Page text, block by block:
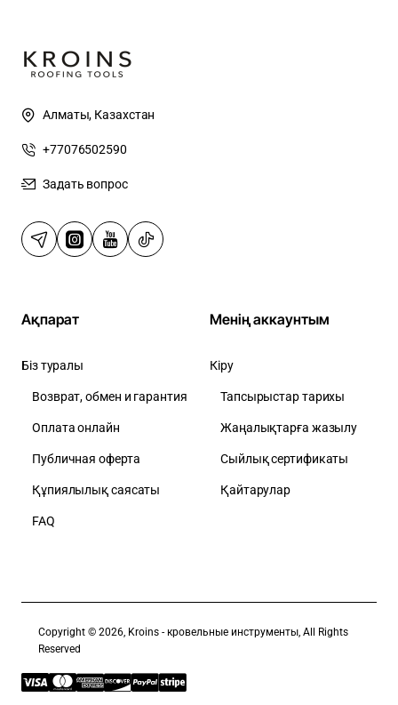
Алматы, Казахстан
+77076502590
Задать вопрос
Ақпарат
Біз туралы
Возврат, обмен и гарантия
Оплата онлайн
Публичная оферта
Құпиялылық саясаты
FAQ
Менің аккаунтым
Кіру
Тапсырыстар тарихы
Жаңалықтарға жазылу
Сыйлық сертификаты
Қайтарулар
Copyright © 2026, Kroins - кровельные инструменты, All Rights
Reserved